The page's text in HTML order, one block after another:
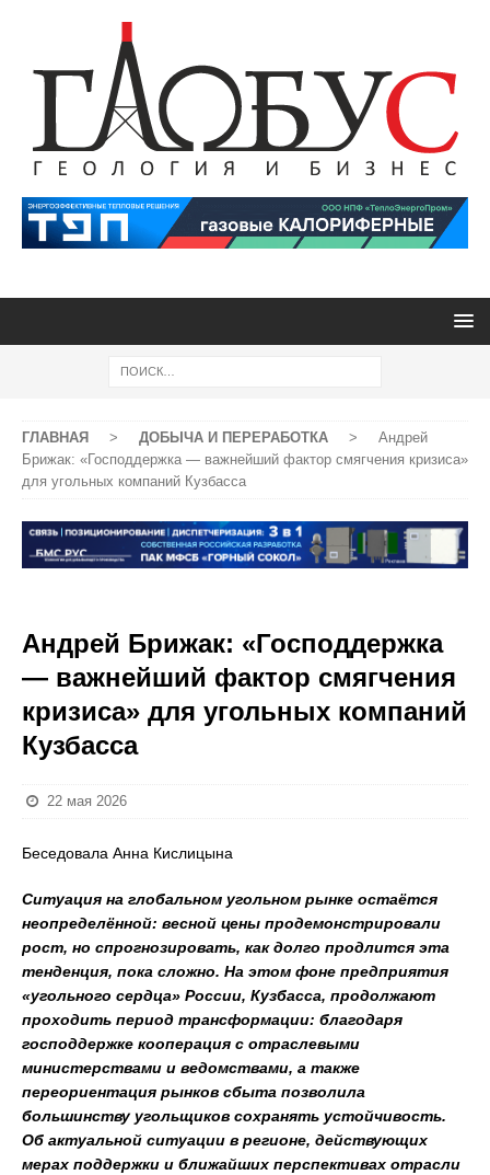
ГЛАВНАЯ > ДОБЫЧА И ПЕРЕРАБОТКА >
Андрей
Брижак: «Господдержка — важнейший фактор смягчения кризиса»
для угольных компаний Кузбасса
Андрей Брижак: «Господдержка
— важнейший фактор смягчения
кризиса» для угольных компаний
Кузбасса
22 мая 2026
Беседовала Анна Кислицына
Ситуация на глобальном угольном рынке остаётся
неопределённой: весной цены продемонстрировали
рост, но спрогнозировать, как долго продлится эта
тенденция, пока сложно. На этом фоне предприятия
«угольного сердца» России, Кузбасса, продолжают
проходить период трансформации: благодаря
господдержке кооперация с отраслевыми
министерствами и ведомствами, а также
переориентация рынков сбыта позволила
большинству угольщиков сохранять устойчивость.
Об актуальной ситуации в регионе, действующих
мерах поддержки и ближайших перспективах отрасли